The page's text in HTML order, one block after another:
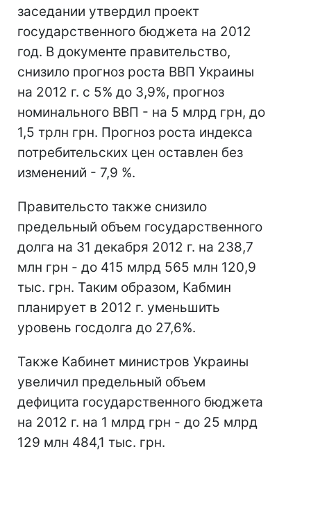
заседании утвердил проект
государственного бюджета на 2012
год. В документе правительство,
снизило прогноз роста ВВП Украины
на 2012 г. с 5% до 3,9%, прогноз
номинального ВВП - на 5 млрд грн, до
1,5 трлн грн. Прогноз роста индекса
потребительских цен оставлен без
изменений - 7,9 %.
Правительсто также снизило
предельный объем государственного
долга на 31 декабря 2012 г. на 238,7
млн грн - до 415 млрд 565 млн 120,9
тыс. грн. Таким образом, Кабмин
планирует в 2012 г. уменьшить
уровень госдолга до 27,6%.
Также Кабинет министров Украины
увеличил предельный объем
дефицита государственного бюджета
на 2012 г. на 1 млрд грн - до 25 млрд
129 млн 484,1 тыс. грн.